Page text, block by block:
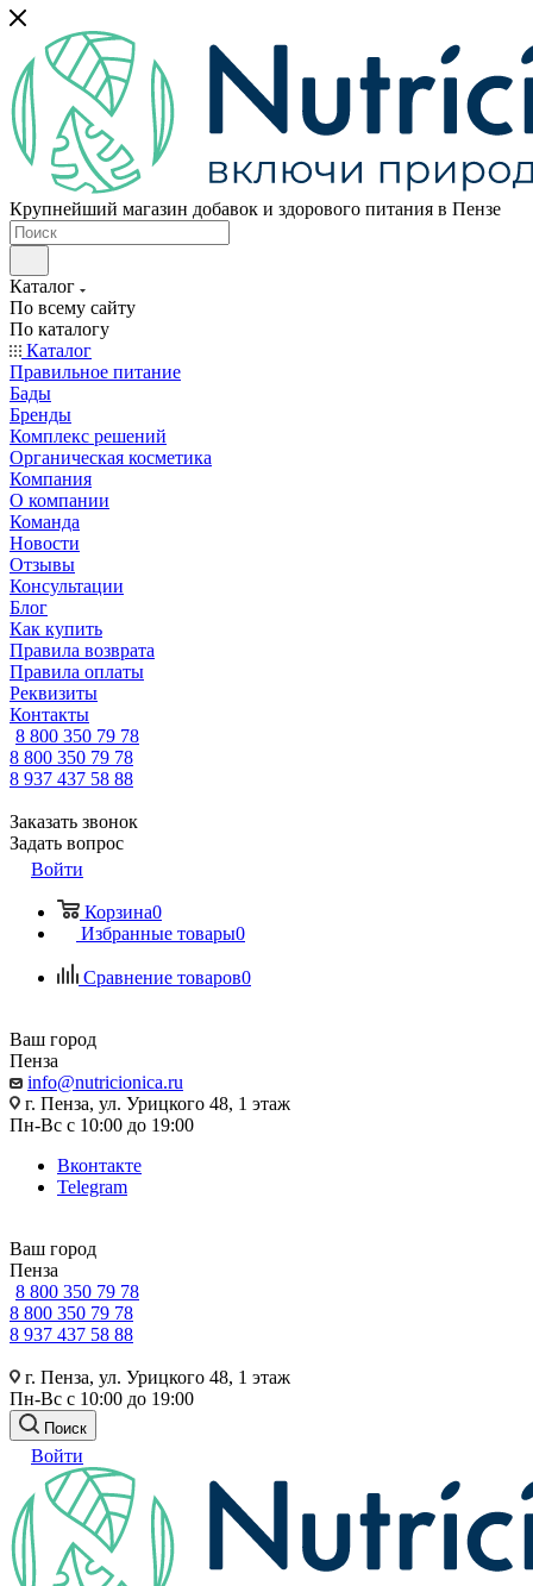
Крупнейший магазин добавок и здорового питания в Пензе
Каталог
По всему сайту
По каталогу
Каталог
Правильное питание
Бады
Бренды
Комплекс решений
Органическая косметика
Компания
О компании
Команда
Новости
Отзывы
Консультации
Блог
Как купить
Правила возврата
Правила оплаты
Реквизиты
Контакты
8 800 350 79 78
8 800 350 79 78
8 937 437 58 88
Заказать звонок
Задать вопрос
Войти
Корзина0
Избранные товары0
Сравнение товаров0
Ваш город
Пенза
info@nutricionica.ru
г. Пенза, ул. Урицкого 48, 1 этаж
Пн-Вс с 10:00 до 19:00
Вконтакте
Telegram
Ваш город
Пенза
8 800 350 79 78
8 800 350 79 78
8 937 437 58 88
г. Пенза, ул. Урицкого 48, 1 этаж
Пн-Вс с 10:00 до 19:00
Поиск
Войти